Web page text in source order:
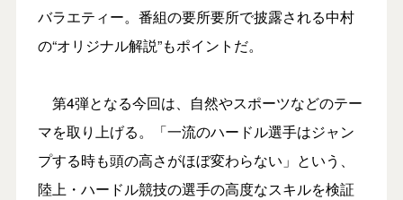
バラエティー。番組の要所要所で披露される中村
の“オリジナル解説”もポイントだ。
第4弾となる今回は、自然やスポーツなどのテー
マを取り上げる。「一流のハードル選手はジャン
プする時も頭の高さがほぼ変わらない」という、
陸上・ハードル競技の選手の高度なスキルを検証